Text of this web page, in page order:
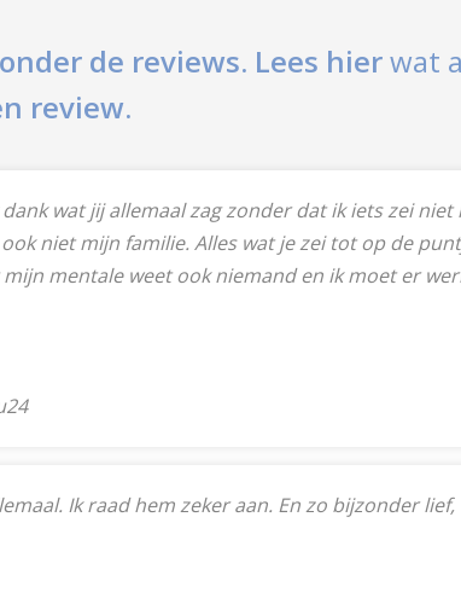
de reviews. Lees hierwat
review.
wat jij allemaal zag zonder dat ik iets zei niet
niet mijn familie. Alles wat je zei tot op de
mentale weet ook niemand en ik moet er
Ik raad hem zeker aan. En zo bijzonder lief,